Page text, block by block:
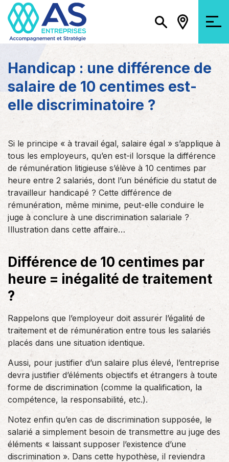
Handicap : une différence de
salaire de 10 centimes est-
elle discriminatoire ?
Si le principe « à travail égal, salaire égal » s’applique à
tous les employeurs, qu’en est-il lorsque la différence
de rémunération litigieuse s’élève à 10 centimes par
heure entre 2 salariés, dont l’un bénéficie du statut de
travailleur handicapé ? Cette différence de
rémunération, même minime, peut-elle conduire le
juge à conclure à une discrimination salariale ?
Illustration dans cette affaire…
Différence de 10 centimes par
heure = inégalité de traitement
?
Rappelons que l’employeur doit assurer l’égalité de
traitement et de rémunération entre tous les salariés
placés dans une situation identique.
Aussi, pour justifier d’un salaire plus élevé, l’entreprise
devra justifier d’éléments objectifs et étrangers à toute
forme de discrimination (comme la qualification, la
compétence, la responsabilité, etc.).
Notez enfin qu’en cas de discrimination supposée, le
salarié a simplement besoin de transmettre au juge des
éléments « laissant supposer l’existence d’une
discrimination ». Dans cette hypothèse, il reviendra